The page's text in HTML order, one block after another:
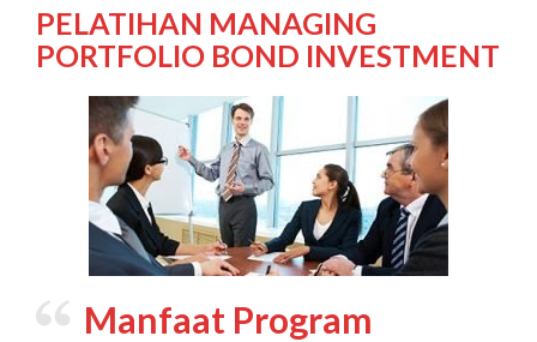
PELATIHAN MANAGING
PORTFOLIO BOND INVESTMENT
Manfaat Program